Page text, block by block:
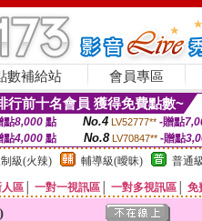
數補給站 會員專區
行前十名會員 獲得免費點數~
點8,000點 No.4 LV52777** -贈點
點4,000 點 No.8 LV70847** -贈點
級(火辣) 輔導級(曖昧) 普通
區 一對一視訊區 一對多視訊區 免